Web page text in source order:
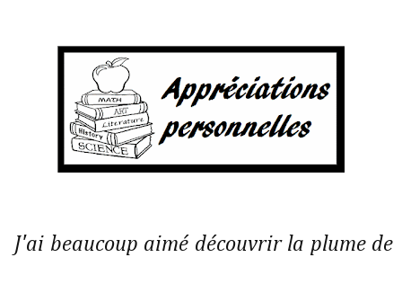
J'ai beaucoup aimé découvrir la plume de